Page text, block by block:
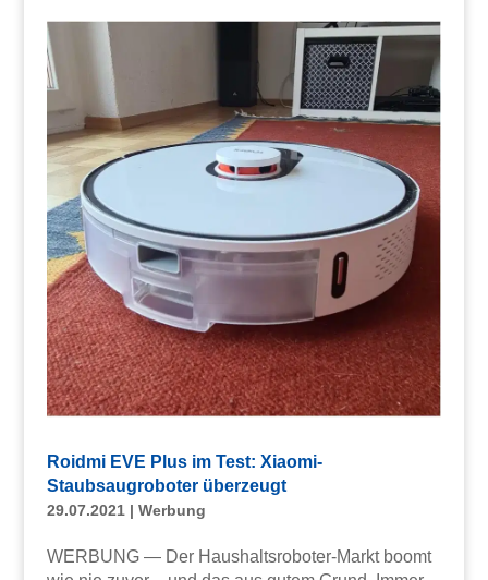
Roidmi EVE Plus im Test: Xiaomi-
Staubsaugroboter überzeugt
29.07.2021| Werbung
WERBUNG — Der Haushaltsroboter-Markt boomt